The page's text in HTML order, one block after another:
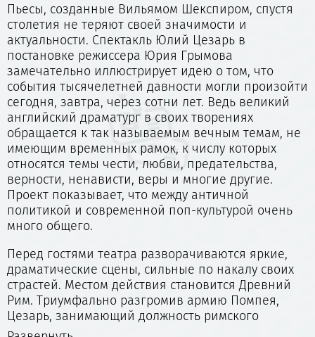
Пьесы, созданные Вильямом Шекспиром, спустя
столетия не теряют своей значимости и
актуальности. Спектакль Юлий Цезарь в
постановке режиссера Юрия Грымова
замечательно иллюстрирует идею о том, что
события тысячелетней давности могли произойти
сегодня, завтра, через сотни лет. Ведь великий
английский драматург в своих творениях
обращается к так называемым вечным темам, не
имеющим временных рамок, к числу которых
относятся темы чести, любви, предательства,
верности, ненависти, веры и многие другие.
Проект показывает, что между античной
политикой и современной поп-культурой очень
много общего.
Перед гостями театра разворачиваются яркие,
драматические сцены, сильные по накалу своих
страстей. Местом действия становится Древний
Рим. Триумфально разгромив армию Помпея,
Цезарь, занимающий должность римского
полководца теперь должен занять трон